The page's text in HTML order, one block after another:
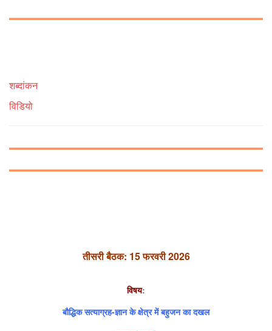
शब्दांकन
विडियो
तीसरी बैठक: 15 फरवरी 2026
विषय:
बौद्धिक सत्याग्रह-ज्ञान के क्षेत्र में बहुजन का दखल